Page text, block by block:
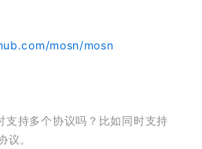
mosn/mosn
持多个协议吗？比如同时支持
。